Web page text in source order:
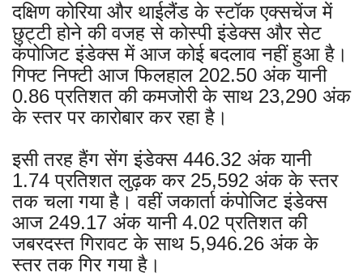
दक्षिण कोरिया और थाईलैंड के स्टॉक एक्सचेंज में
छुट्टी होने की वजह से कोस्पी इंडेक्स और सेट
कंपोजिट इंडेक्स में आज कोई बदलाव नहीं हुआ है।
गिफ्ट निफ्टी आज फिलहाल 202.50 अंक यानी
0.86 प्रतिशत की कमजोरी के साथ 23,290 अंक
के स्तर पर कारोबार कर रहा है।
इसी तरह हैंग सेंग इंडेक्स 446.32 अंक यानी
1.74 प्रतिशत लुढ़क कर 25,592 अंक के स्तर
तक चला गया है। वहीं जकार्ता कंपोजिट इंडेक्स
आज 249.17 अंक यानी 4.02 प्रतिशत की
जबरदस्त गिरावट के साथ 5,946.26 अंक के
स्तर तक गिर गया है।